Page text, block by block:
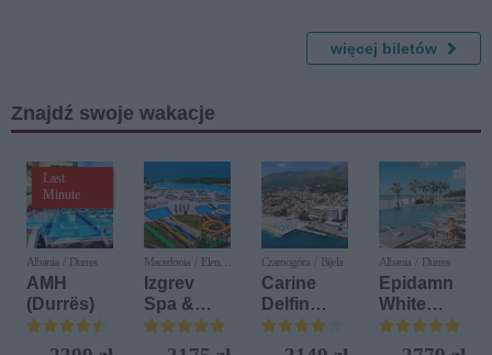
Johanna
Straussawięcej biletów
Znajdź swoje wakacje
Last
Minute
Albania / Durres
AMH
(Durrës)
Macedonia / Elen
Kamen
Izgrev
Spa &
Aquapark
Czarnogóra / Bijela
Carine
Delfin
Bijela (ex.
Iberostar
Albania / Durres
Epidamn
White
Sensation